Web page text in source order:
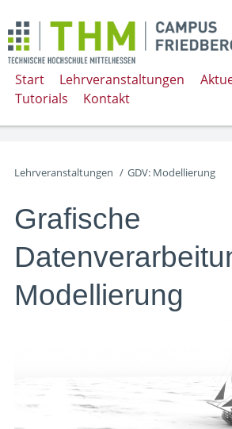
Start Lehrveranstaltungen
Tutorials
Kontakt
Lehrveranstaltungen / GDV: Modellierung
Grafische
Modellierung